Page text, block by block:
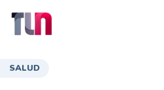
SALUD